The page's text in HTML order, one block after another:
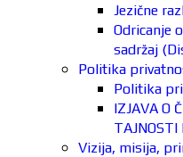
Jezične
Odricanje
sadržaj
Politika
Politika
IZJAVA O
TAJNOSTI
Vizija, misija,